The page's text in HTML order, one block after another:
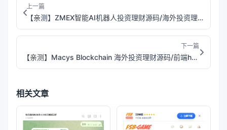
上一篇
【亲测】ZMEX智能AI机器人投资理财源码/海外投资理财源码/前端html+后端PHP
下一篇
【亲测】Macys Blockchain 海外投资理财源码/前端html+后端PHP
相关文章